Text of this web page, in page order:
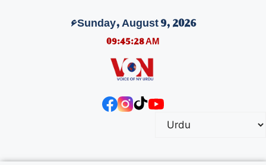
Sunday, August 9, 2026ء
09:45:28 AM